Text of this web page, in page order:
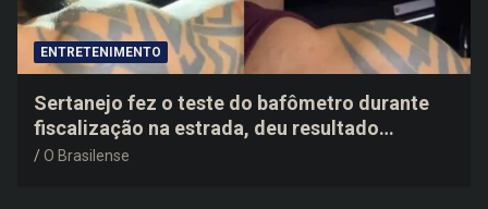
ENTRETENIMENTO
Sertanejo fez o teste do bafômetro durante
fiscalização na estrada, deu resultado
negativo e elogiou o trabalho dos agentes de
O Brasilense